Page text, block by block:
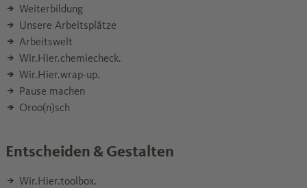
Weiterbildung
Unsere Arbeitsplätze
Arbeitswelt
Wir.Hier.chemiecheck.
Wir.Hier.wrap-up.
Pause machen
Oroo(n)sch
Entscheiden & Gestalten
Wir.Hier.toolbox.